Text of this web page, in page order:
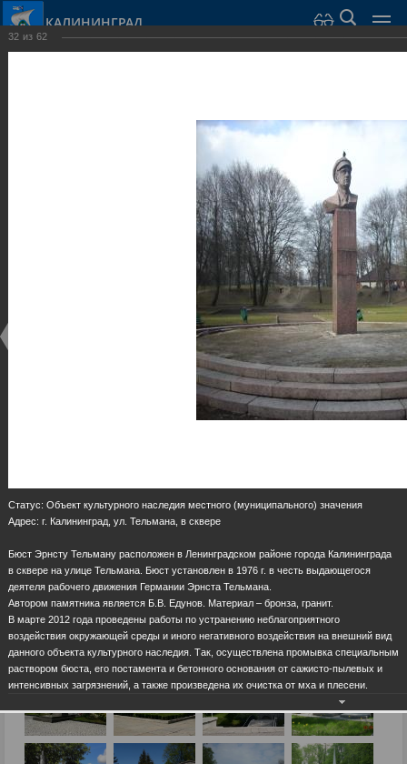
КАЛИНИНГРАД
Скульптуры и мемориалы
32 из 62
Статус: Объект культурного наследия местного (муниципального) значения
Адрес: г. Калининград, ул. Тельмана, в сквере
Бюст Эрнсту Тельману расположен в Ленинградском районе города Калининграда
в сквере на улице Тельмана. Бюст установлен в 1976 г. в честь выдающегося
деятеля рабочего движения Германии Эрнста Тельмана.
Автором памятника является Б.В. Едунов. Материал – бронза, гранит.
В марте 2012 года проведены работы по устранению неблагоприятного
воздействия окружающей среды и иного негативного воздействия на внешний вид
данного объекта культурного наследия. Так, осуществлена промывка специальным
раствором бюста, его постамента и бетонного основания от сажисто-пылевых и
интенсивных загрязнений, а также произведена их очистка от мха и плесени.